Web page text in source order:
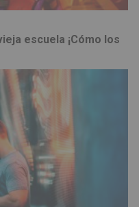
escuela ¡Cómo los